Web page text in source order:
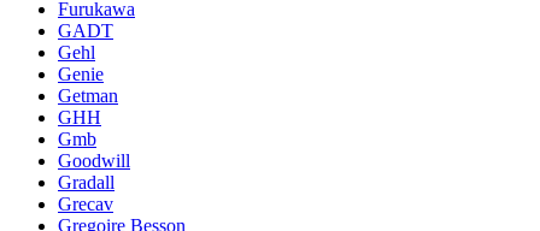
Furukawa
GADT
Gehl
Genie
Getman
GHH
Gmb
Goodwill
Gradall
Grecav
Gregoire Besson